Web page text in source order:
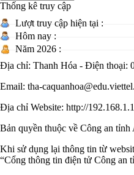
Thống kê truy cập
Lượt truy cập hiện tại :
Hôm nay :
Năm 2026 :
Địa chỉ: Thanh Hóa - Điện thoại:
Email: tha-
Địa chỉ Website: http://
Bản quyền thuộc về Công an tỉnh
Khi sử dụng lại thông tin từ
“Cổng thông tin điện tử Công an